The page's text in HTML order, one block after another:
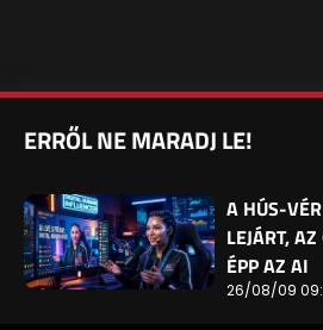
ERRŐL NE MARADJ LE!
A HÚS-
LEJÁRT,
ÉPP AZ AI
26/08/09